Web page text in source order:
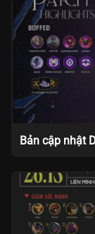
Bản cập nhật